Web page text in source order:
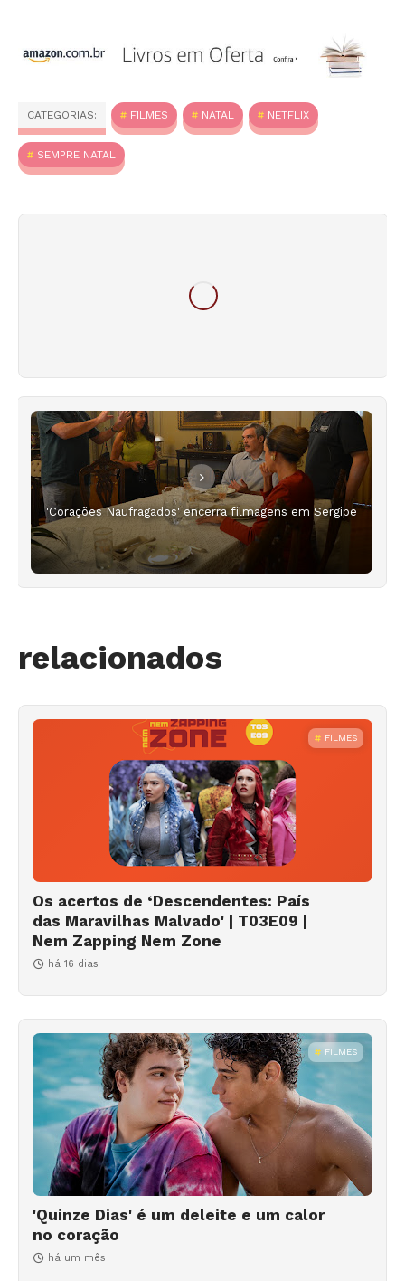
CATEGORIAS: FILMES NATAL NETFLIX
SEMPRE NATAL
'Corações Naufragados' encerra filmagens em Sergipe
relacionados
FILMES
Os acertos de ‘Descendentes: País
das Maravilhas Malvado' | T03E09 |
Nem Zapping Nem Zone
há 16 dias
FILMES
'Quinze Dias' é um deleite e um calor
no coração
há um mês